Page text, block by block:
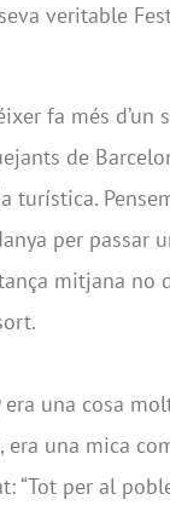
veritable
fa més d’un
de
turística.
per passar
mitjana no
era una cosa
era una mica
“Tot per al